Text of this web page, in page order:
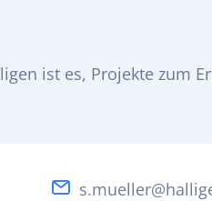
ist es, Projekte zum